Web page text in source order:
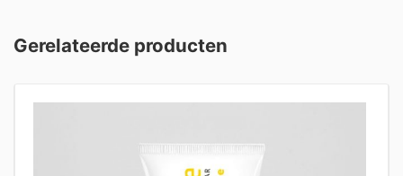
Gerelateerde producten